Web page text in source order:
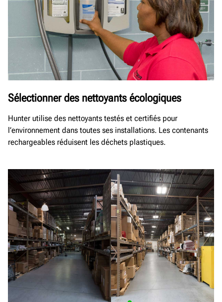
Sélectionner des nettoyants écologiques
Hunter utilise des nettoyants testés et certifiés pour
l’environnement dans toutes ses installations. Les contenants
rechargeables réduisent les déchets plastiques.